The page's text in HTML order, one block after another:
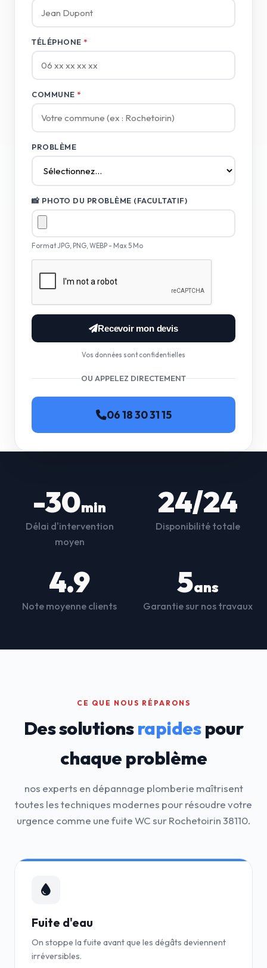
TÉLÉPHONE *
COMMUNE *
PROBLÈME
📸 PHOTO DU PROBLÈME (FACULTATIF)
Format JPG, PNG, WEBP - Max 5 Mo
Recevoir mon devis
Vos données sont confidentielles
OU APPELEZ DIRECTEMENT
06 18 30 31 15
-30min
Délai d'intervention
moyen
24/24
Disponibilité totale
4.9
Note moyenne clients
5ans
Garantie sur nos travaux
CE QUE NOUS RÉPARONS
Des solutionsrapidespour
chaque problème
nos experts en dépannage plomberie maîtrisent
toutes les techniques modernes pour résoudre votre
urgence comme une fuite WC sur Rochetoirin 38110.
Fuite d'eau
On stoppe la fuite avant que les dégâts deviennent
irréversibles.